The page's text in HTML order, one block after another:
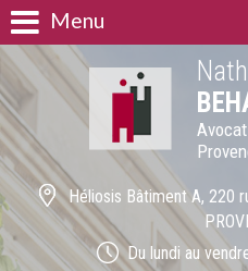
Menu
Héliosis Bâtiment A, 220
Du lundi au